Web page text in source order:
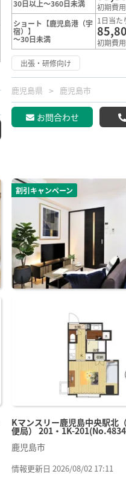
30日以上～360日未満
初期費
ショート【鹿児島港（宇
宿）】
～30日未満
1日当た
初期費
出張・研修向け
鹿児島県 鹿児島市
お問合わせ
割引キャンペーン
Kマンスリー鹿児島中央駅北
便局） 201・1K-
鹿児島市
情報更新日 2026/08/02 17:11